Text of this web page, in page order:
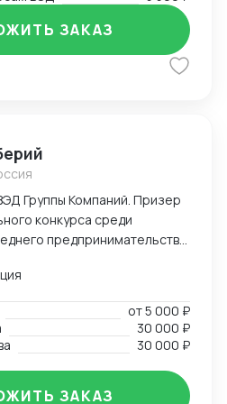
ЗАКАЗ
Группы Компаний. Призер
конкурса среди
предпринимательства
крае. 17 лет в
000 часов
и офлайн, устных и
и потенциальными
языке. В портфеле
с крупнейшими
Китая, Турции на уровне
Haier, Changhong, MBO,
от5 000 ₽
30 000 ₽
30 000 ₽
ЗАКАЗ